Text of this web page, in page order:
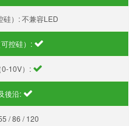
硅）:不兼容LED
控硅）:
10V）:
後沿:
/ 86 / 120